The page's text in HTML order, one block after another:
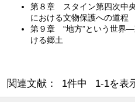
第８章 スタイン第四次中
における文物保護への道程
第９章 “地方”という世界—
ける郷土
関連文献： 1件中 1-1を表